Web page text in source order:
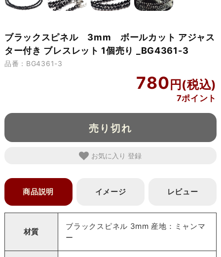
ブラックスピネル 3mm ボールカット アジャス
ター付き ブレスレット 1個売り _BG4361-3
品番：BG4361-3
780
7ポイント
売り切れ
お気に入り
商品説明 イメージ レビュー
材質
ブラックスピネル 3mm 産地：ミャンマ
ー